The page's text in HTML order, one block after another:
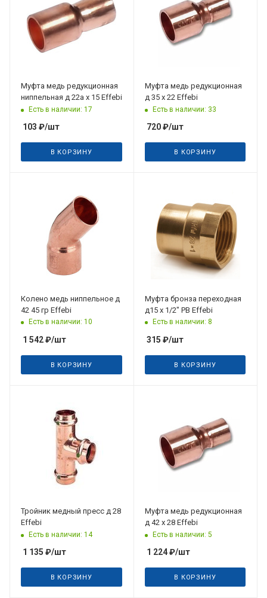
Муфта медь редукционная
ниппельная д 22a х 15 Effebi
Есть в наличии: 17
103 ₽/шт
В КОРЗИНУ
Муфта медь редукционная
д 35 х 22 Effebi
Есть в наличии: 33
720₽/шт
В КОРЗИНУ
Колено медь ниппельное д
42 45 гр Effebi
Есть в наличии: 10
1 542₽/шт
В КОРЗИНУ
31.08.2026
Муфта бронза переходная
д15 х 1/2" PB Effebi
Есть в наличии: 8
315 ₽/шт
В КОРЗИНУ
Тройник медный пресс д 28
Effebi
Есть в наличии: 14
1 135 ₽/шт
В КОРЗИНУ
Муфта медь редукционная
д 42 х 28 Effebi
Есть в наличии: 5
1 224₽/шт
В КОРЗИНУ